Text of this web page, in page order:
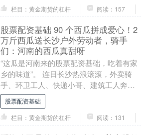
栏目：黄金期货的杠杆 阅读：157
股票配资基础 90 个西瓜拼成爱心！2
万斤西瓜送长沙户外劳动者，骑手
们：河南的西瓜真甜呀
“这瓜是河南来的股票配资基础，吃着有家
乡的味道”。 连日长沙热浪滚滚，外卖骑
手、环卫工人、快递小哥、建筑工人奔走
在烈日之下，每一份奔波都格外辛苦。为
助力河南瓜农....
股票配资基础
栏目：黄金期货的杠杆
阅读：131